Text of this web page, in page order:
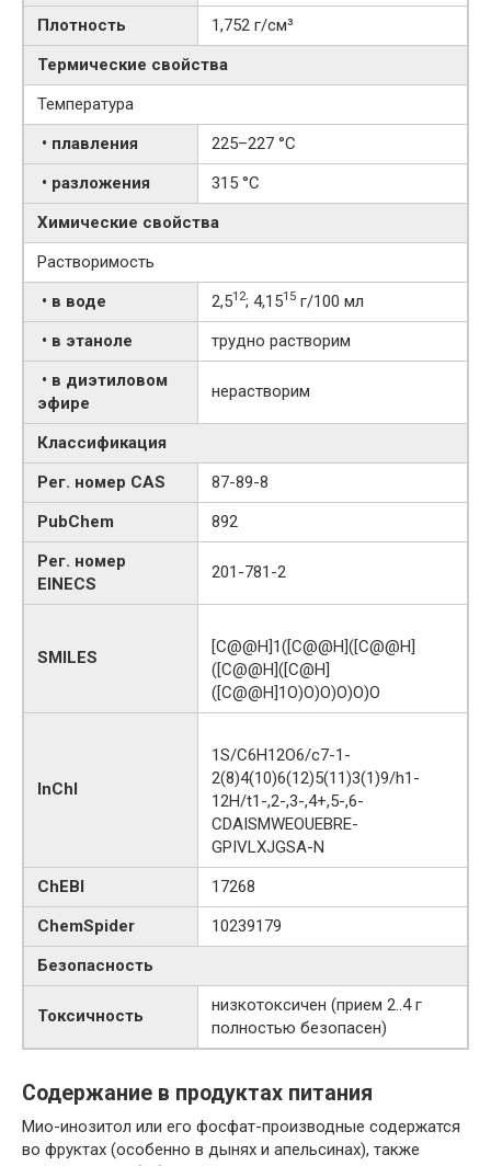
Плотность
1,752 г/см³
Термические свойства
Температура
• плавления
225–227 °C
• разложения
315 °C
Химические свойства
Растворимость
• в воде
2,512; 4,1515 г/100 мл
• в этаноле
трудно растворим
• в диэтиловом
эфире
нерастворим
Классификация
Рег. номер CAS
87-89-8
PubChem
892
Рег. номер
EINECS
201-781-2
SMILES
[C@@H]1([C@@H]([C@@H]
([C@@H]([C@H]
([C@@H]1O)O)O)O)O)O
InChI
1S/C6H12O6/c7-1-
2(8)4(10)6(12)5(11)3(1)9/h1-
12H/t1-,2-,3-,4+,5-,6-
CDAISMWEOUEBRE-
GPIVLXJGSA-N
ChEBI
17268
ChemSpider
10239179
Безопасность
Токсичность
низкотоксичен (прием 2..4 г
полностью безопасен)
Содержание в продуктах питания
Мио-инозитол или его фосфат-производные содержатся
во фруктах (особенно в дынях и апельсинах), также